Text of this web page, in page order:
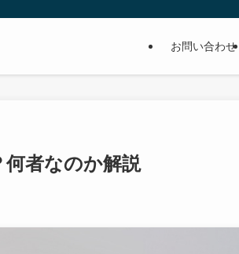
お問い合わせ
何者なのか解説